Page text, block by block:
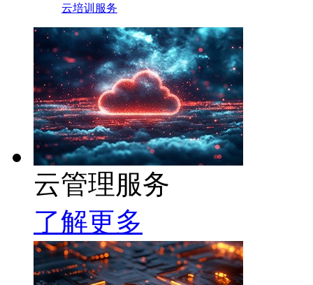
云培训服务
云管理服务
了解更多